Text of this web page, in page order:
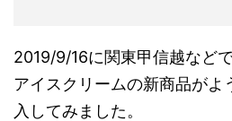
2019/9/16に関東甲信越など
アイスクリームの新商品がよ
入してみました。